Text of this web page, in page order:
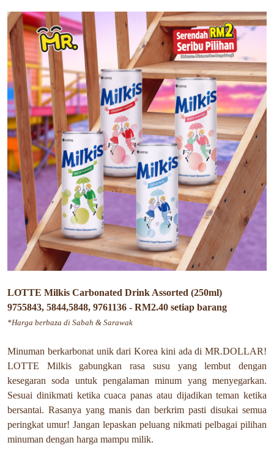
LOTTE Milkis Carbonated Drink Assorted (250ml)
9755843, 5844,5848, 9761136 - RM2.40 setiap barang
*Harga berbaza di Sabah & Sarawak
Minuman berkarbonat unik dari Korea kini ada di MR.DOLLAR!
LOTTE Milkis gabungkan rasa susu yang lembut dengan
kesegaran soda untuk pengalaman minum yang menyegarkan.
Sesuai dinikmati ketika cuaca panas atau dijadikan teman ketika
bersantai. Rasanya yang manis dan berkrim pasti disukai semua
peringkat umur! Jangan lepaskan peluang nikmati pelbagai pilihan
minuman dengan harga mampu milik.